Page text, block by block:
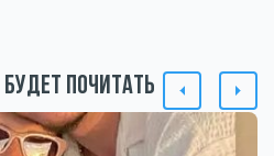
почитать